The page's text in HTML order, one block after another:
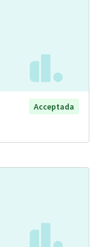
Acceptada